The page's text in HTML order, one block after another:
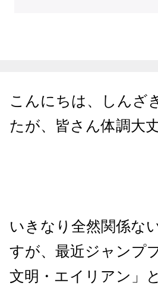
こんにちは、しんざ
たが、皆さん体調大
いきなり全然関係な
すが、最近ジャンプ
文明・エイリアン」